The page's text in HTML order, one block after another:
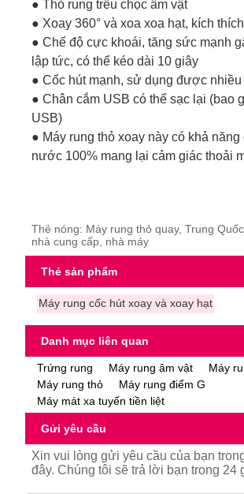
● Thỏ rung trêu chọc âm vật
● Xoay 360° và xoa xoa hạt, kích
● Chế độ cực khoái, tăng sức mạnh
lập tức, có thể kéo dài 10 giây
● Cốc hút mạnh, sử dụng được nhiều
● Chân cắm USB có thể sạc lại (bao
USB)
● Máy rung thỏ xoay này có khả năng
nước 100% mang lại cảm giác thoải
Thẻ nóng: Máy rung thỏ quay, Trung
nhà cung cấp, nhà máy
Thẻ sản phẩm
Máy rung cốc hút xoay và xoay hạt
Danh mục liên quan
Trứng rung Máy rung âm vật
Máy
Máy rung thỏ
Máy rung điểm G
Máy mát xa tuyến tiền liệt
Gửi yêu cầu
Xin vui lòng gửi yêu cầu của bạn
đây. Chúng tôi sẽ trả lời bạn trong 24